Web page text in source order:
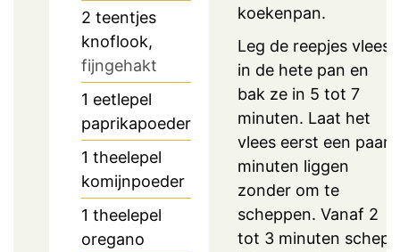
2 teentjes
knoflook,
fijngehakt
1 eetlepel
paprikapoeder
1 theelepel
komijnpoeder
1 theelepel
oregano
koekenpan.
Leg de reepjes vlees
in de hete pan en
bak ze in 5 tot 7
minuten. Laat het
vlees eerst een paar
minuten liggen
zonder om te
scheppen. Vanaf 2
tot 3 minuten schep